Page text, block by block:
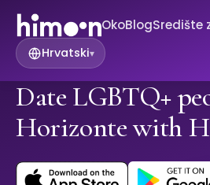
OkoBlogSredište
Hrvatski▾
Date LGBTQ+
Horizonte with